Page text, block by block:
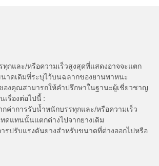
กและ/หรือความเร็วสูงสุดที่แสดงอาจจะแตก
าดเดิมที่ระบุไว้บนฉลากของยานพาหนะ
องคุณสามารถให้คำปรึกษาในฐานะผู้เชี่ยวชาญ
เรื่องต่อไปนี้ :
ค่าการรับน้ำหนักบรรทุกและ/หรือความเร็ว
ดแทนนั้นแตกต่างไปจากยางเดิม
รปรับแรงดันยางสำหรับขนาดที่ต่างออกไปหรือ